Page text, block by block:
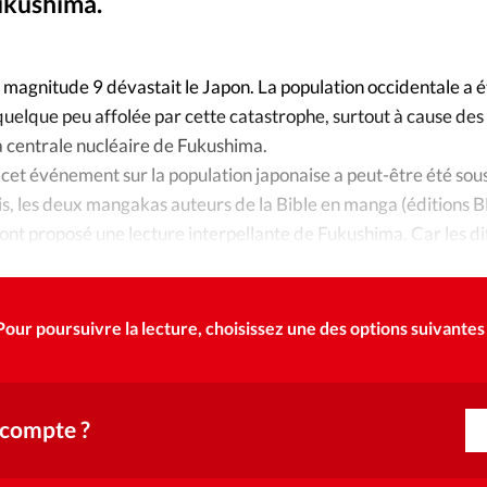
La
Mon
9 dévastait le Japon. La population occidentale a
peu affolée par cette catastrophe, surtout à cause
nucléaire de Fukushima.
événement sur la population japonaise a peut-être été
les deux mangakas auteurs de la Bible en manga (éditions
proposé une lecture interpellante de Fukushima. Car les
poursuivre la lecture, choisissez une des options suivantes
?